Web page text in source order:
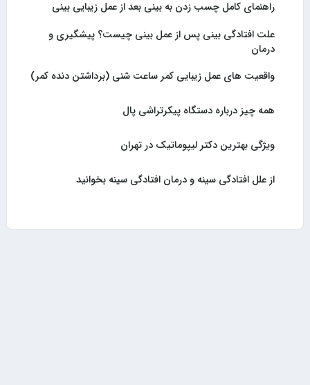
راهنمای کامل چسب زدن به بینی بعد از عمل زیبایی بینی
علت افتادگی بینی پس از عمل بینی چیست؟ پیشگیری و
درمان
واقعیت های عمل زیبایی کمر ساعت شنی (برداشتن دنده کمر)
همه چیز درباره دستگاه پیکرتراشی پال
ویژگی بهترین دکتر لیپوماتیک در تهران
از علل افتادگی سینه و درمان افتادگی سینه بخوانید